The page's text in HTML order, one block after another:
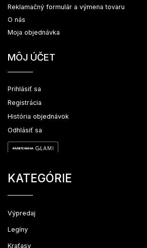
Reklamačný formulár a výmena tovaru
O nás
Moja objednávka
MÔJ ÚČET
Prihlásiť sa
Registrácia
História objednávok
Odhlásiť sa
KATEGÓRIE
Výpredaj
Legíny
Kraťasy